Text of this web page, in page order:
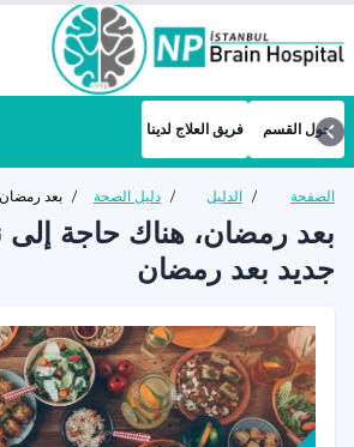
حول القسم فريق العلاج لدينا
الصفحة
/ الدليل
الصحي
/ دليل الصحة
العامة
/ بعد
جديد بعد
بعد رمضان، هناك حاجة إلى
جديد بعد رمضان